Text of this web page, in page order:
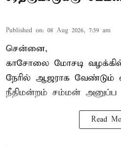
Published on: 08 Aug 2026, 7:59 am
சென்னை,
காசோலை மோசடி வழக்கில்
நேரில் ஆஜராக வேண்டும்
நீதிமன்றம் சம்மன் அனுப்ப
Read